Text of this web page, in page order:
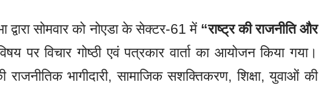
द्वारा सोमवार को नोएडा के सेक्टर-61 में “राष्ट्र की राजनीति और
पर विचार गोष्ठी एवं पत्रकार वार्ता का आयोजन किया गया।
भागीदारी, सामाजिक सशक्तिकरण, शिक्षा, युवाओं की